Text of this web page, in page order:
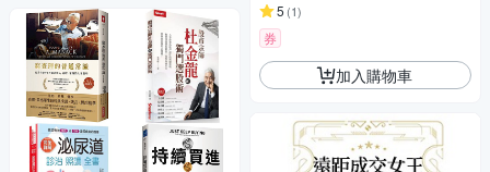
5 (1)
券
加入購物車